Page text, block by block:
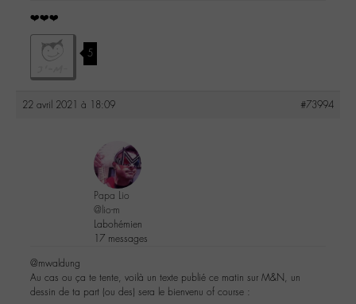
❤️❤️❤️
5
22 avril 2021 à 18:09 #73994
Papa Lio
@lio-m
Labohémien
17 messages
@mwaldung
Au cas ou ça te tente, voilà un texte publié ce matin sur M&N, un
dessin de ta part (ou des) sera le bienvenu of course :